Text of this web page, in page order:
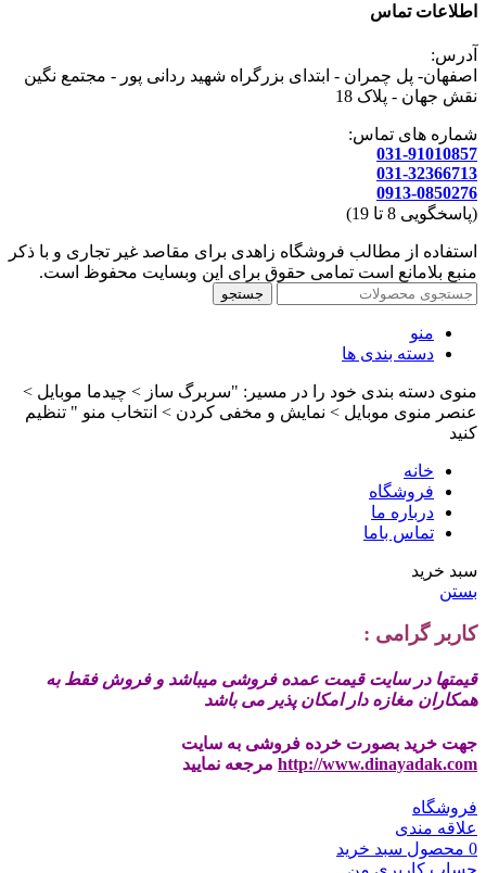
اطلاعات تماس
آدرس:
اصفهان- پل چمران - ابتدای بزرگراه شهید ردانی پور - مجتمع نگین
نقش جهان - پلاک 18
شماره های تماس:
031-91010857
031-32366713
0913-0850276
(پاسخگویی 8 تا 19)
استفاده از مطالب فروشگاه زاهدی برای مقاصد غیر تجاری و با ذکر
منبع بلامانع است تمامی حقوق برای این وبسایت محفوظ است.
جستجو
منو
دسته بندی ها
منوی دسته بندی خود را در مسیر: "سربرگ ساز > چیدما موبایل >
عنصر منوی موبایل > نمایش و مخفی کردن > انتخاب منو " تنظیم
کنید
خانه
فروشگاه
درباره ما
تماس باما
سبد خرید
بستن
کاربر گرامی :
قیمتها در سایت قیمت عمده فروشی میباشد و فروش فقط به
همکاران مغازه دار امکان پذیر می باشد
جهت خرید بصورت خرده فروشی به سایت
http://www.dinayadak.com مرجعه نمایید
فروشگاه
علاقه مندی
0 محصول سبد خرید